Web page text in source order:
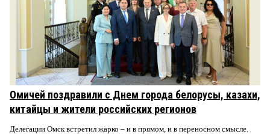
Омичей поздравили с Днем города белорусы, казахи,
китайцы и жители российских регионов
Делегации Омск встретил жарко – и в прямом, и в переносном смысле.